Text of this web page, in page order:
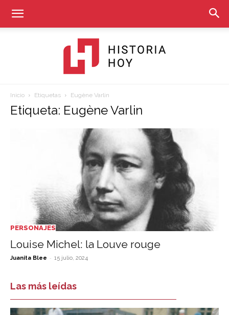
Inicio Etiquetas Eugène Varlin
Etiqueta: Eugène Varlin
PERSONAJES
Louise Michel: la Louve rouge
Juanita Blee - 15 julio, 2024
Las más leídas